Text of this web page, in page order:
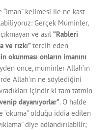
kelimesi ile ne kast
Gerçek Müminler,
ve asıl “Rableri
ve rızkı”tercih eden
okunması onların imanını
önce, müminler Allah’ın
Allah’ın ne söylediğini
içindir ki tam tatmin
dayanıyorlar”. O halde
“okuma” olduğu iddia edilen
diye adlandırılabilir;